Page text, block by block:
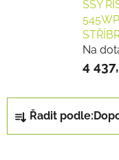
SSY
Na
4
a
z
Řadit podle: